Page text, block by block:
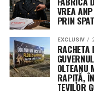
VREA
PRIN
EXCLUSIV
RACHETA
OLTEANU
RAPIȚĂ,
TEVILOR